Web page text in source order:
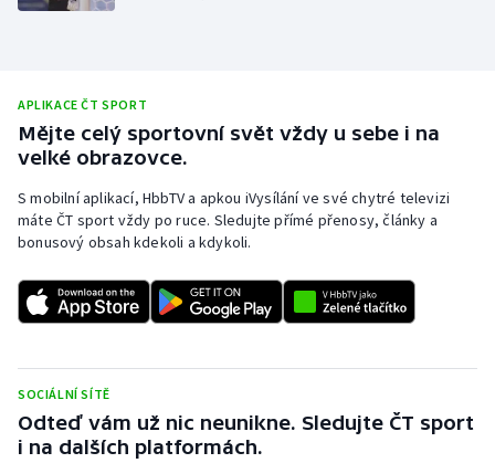
Ragby
Rychlobruslení
Rychlostní kanoistika
Short track
Stolní tenis
Triatlon
APLIKACE ČT SPORT
Mějte celý sportovní svět vždy u sebe i na
velké obrazovce.
S mobilní aplikací, HbbTV a apkou iVysílání ve své chytré televizi
máte ČT sport vždy po ruce. Sledujte přímé přenosy, články a
bonusový obsah kdekoli a kdykoli.
SOCIÁLNÍ SÍTĚ
Odteď vám už nic neunikne. Sledujte ČT sport
i na dalších platformách.